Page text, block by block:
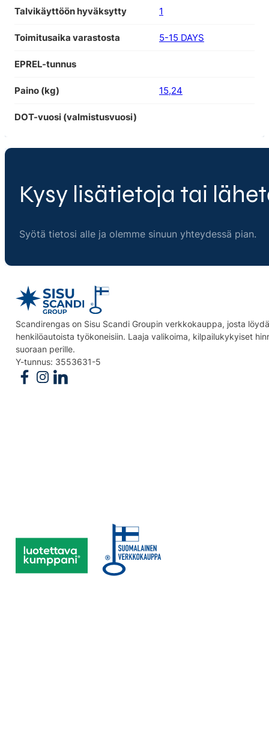
Talvikäyttöön hyväksytty 1
Toimitusaika varastosta 5-15 DAYS
EPREL-tunnus
Paino (kg) 15,24
DOT-vuosi (valmistusvuosi)
Kysy lisätietoja tai
Syötä tietosi alle ja olemme sinuun yhteydessä pian.
Scandirengas on Sisu Scandi Groupin verkkokauppa, josta
henkilöautoista työkoneisiin. Laaja valikoima, kilpailukykyiset
suoraan perille.
Y-tunnus: 3553631-5
Follow us on Facebook
Follow us on Instagram
Follow us on Linkedin